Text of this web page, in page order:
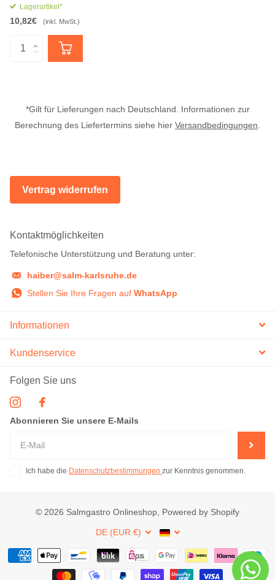
Lagerartikel*
10,82€ (inkl. MwSt.)
*Gilt für Lieferungen nach Deutschland. Informationen zur
Berechnung des Liefertermins siehe hier Versandbedingungen.
Vertrag widerrufen
Kontaktmöglichkeiten
Telefonische Unterstützung und Beratung unter:
haiber@salm-karlsruhe.de
Stellen Sie Ihre Fragen auf WhatsApp
Informationen
Kundenservice
Folgen Sie uns
Abonnieren Sie unsere E-Mails
Ich habe die Datenschutzbestimmungen zur Kenntnis genommen.
© 2026 Salmgastro Onlineshop, Powered by Shopify
DE (EUR €)